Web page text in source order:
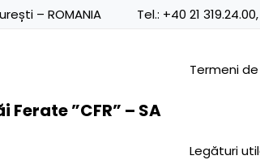
– ROMANIA Tel.: +40 21 319.24.00
”CFR” – SA
Termeni
Legături